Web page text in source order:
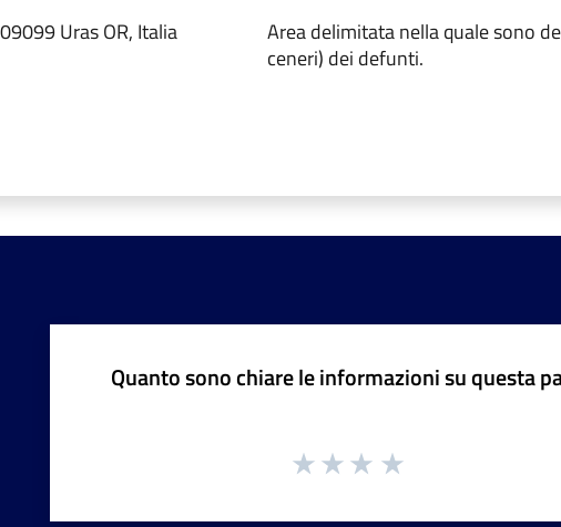
Uras OR, Italia
Area delimitata nella quale sono
ceneri) dei defunti.
Quanto sono chiare le informazioni su questa